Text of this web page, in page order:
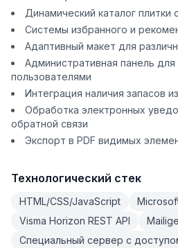
Динамический каталог плитки
Системы избранного и
Адаптивный макет для
Административная панель
пользователями
Интеграция наличия запасов
Обработка электронных
обратной связи
Экспорт в PDF видимых
Технологический стек
HTML/CSS/JavaScript
Visma Horizon REST API
Специальный сервер с